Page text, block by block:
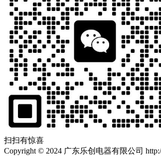
扫扫有惊喜
Copyright © 2024 广东乐创电器有限公司